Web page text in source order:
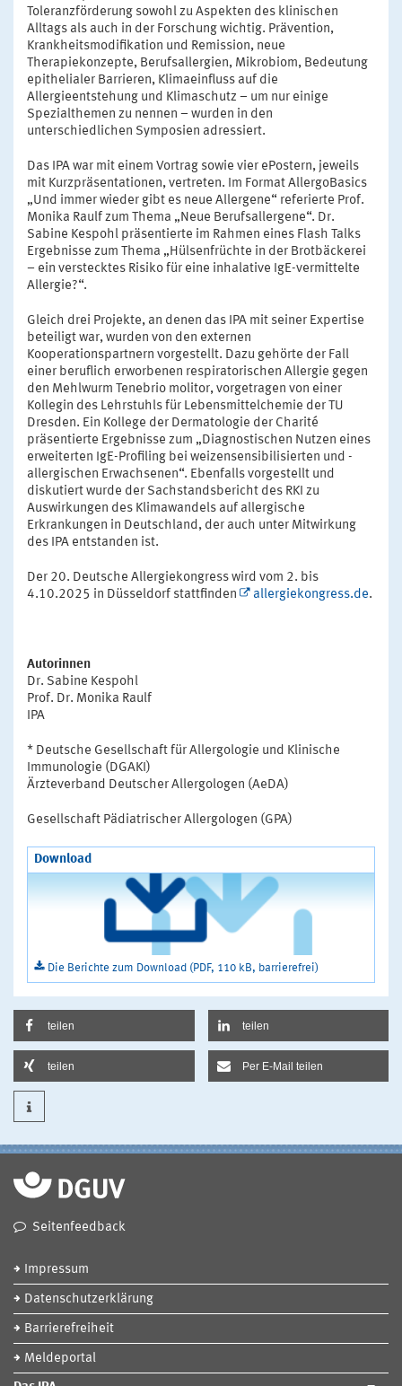
Toleranzförderung sowohl zu Aspekten des klinischen
Alltags als auch in der Forschung wichtig. Prävention,
Krankheitsmodifikation und Remission, neue
Therapiekonzepte, Berufsallergien, Mikrobiom, Bedeutung
epithelialer Barrieren, Klimaeinfluss auf die
Allergieentstehung und Klimaschutz – um nur einige
Spezialthemen zu nennen – wurden in den
unterschiedlichen Symposien adressiert.
Das IPA war mit einem Vortrag sowie vier ePostern, jeweils
mit Kurzpräsentationen, vertreten. Im Format AllergoBasics
„Und immer wieder gibt es neue Allergene“ referierte Prof.
Monika Raulf zum Thema „Neue Berufsallergene“. Dr.
Sabine Kespohl präsentierte im Rahmen eines Flash Talks
Ergebnisse zum Thema „Hülsenfrüchte in der Brotbäckerei
– ein verstecktes Risiko für eine inhalative IgE-vermittelte
Allergie?“.
Gleich drei Projekte, an denen das IPA mit seiner Expertise
beteiligt war, wurden von den externen
Kooperationspartnern vorgestellt. Dazu gehörte der Fall
einer beruflich erworbenen respiratorischen Allergie gegen
den Mehlwurm Tenebrio molitor, vorgetragen von einer
Kollegin des Lehrstuhls für Lebensmittelchemie der TU
Dresden. Ein Kollege der Dermatologie der Charité
präsentierte Ergebnisse zum „Diagnostischen Nutzen eines
erweiterten IgE-Profiling bei weizensensibilisierten und -
allergischen Erwachsenen“. Ebenfalls vorgestellt und
diskutiert wurde der Sachstandsbericht des RKI zu
Auswirkungen des Klimawandels auf allergische
Erkrankungen in Deutschland, der auch unter Mitwirkung
des IPA entstanden ist.
Der 20. Deutsche Allergiekongress wird vom 2. bis
4.10.2025 in Düsseldorf stattfinden
allergiekongress.de.
Autorinnen
Dr. Sabine Kespohl
Prof. Dr. Monika Raulf
IPA
* Deutsche Gesellschaft für Allergologie und Klinische
Immunologie (DGAKI)
Ärzteverband Deutscher Allergologen (AeDA)
Gesellschaft Pädiatrischer Allergologen (GPA)
Download
Die Berichte zum Download (PDF, 110 kB, barrierefrei)
teilen teilen
teilen Per E-Mail teilen
Seitenfeedback
Impressum
Datenschutzerklärung
Barrierefreiheit
Meldeportal